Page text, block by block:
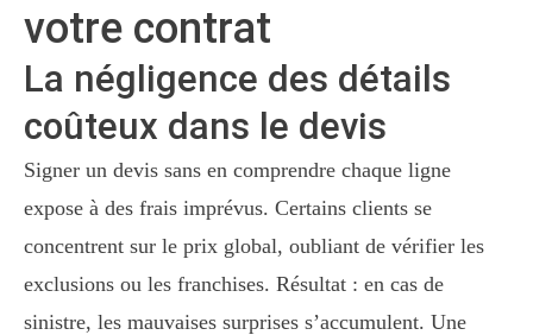
votre contrat
La négligence des détails
coûteux dans le devis
Signer un devis sans en comprendre chaque ligne
expose à des frais imprévus. Certains clients se
concentrent sur le prix global, oubliant de vérifier les
exclusions ou les franchises. Résultat : en cas de
sinistre, les mauvaises surprises s’accumulent. Une